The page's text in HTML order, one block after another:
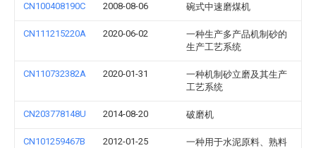
CN100408190C 2008-08-06 碗式中速磨煤机
CN111215220A 2020-06-02
一种生产多产品机制砂的
生产工艺系统
CN110732382A 2020-01-31
一种机制砂立磨及其生产
工艺系统
CN203778148U 2014-08-20 破磨机
CN101259467B 2012-01-25
一种用于水泥原料、熟料